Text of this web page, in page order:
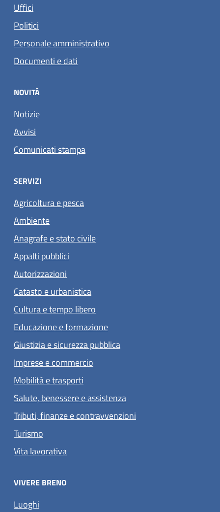
Uffici
Politici
Personale amministrativo
Documenti e dati
NOVITÀ
Notizie
Avvisi
Comunicati stampa
SERVIZI
Agricoltura e pesca
Ambiente
Anagrafe e stato civile
Appalti pubblici
Autorizzazioni
Catasto e urbanistica
Cultura e tempo libero
Educazione e formazione
Giustizia e sicurezza pubblica
Imprese e commercio
Mobilità e trasporti
Salute, benessere e assistenza
Tributi, finanze e contravvenzioni
Turismo
Vita lavorativa
VIVERE BRENO
Luoghi